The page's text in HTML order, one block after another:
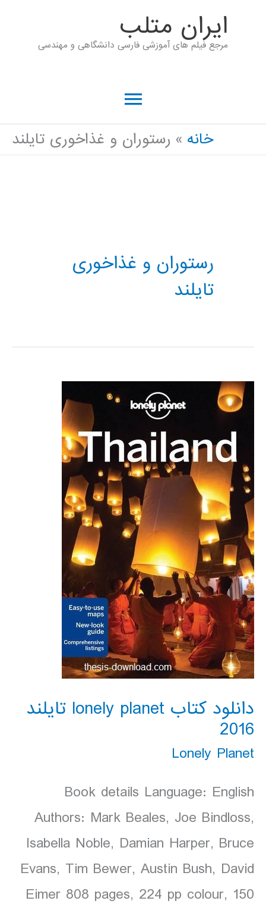
ايران متلب
مرجع فیلم های آموزشی فارسی دانشگاهی و مهندسی
فهرست
اصلی
خانه رستوران و غذاخوری تایلند
رستوران و غذاخوری
تایلند
دانلود کتاب lonely planet تایلند
2016
Lonely Planet
Book details Language: English
Authors: Mark Beales, Joe Bindloss,
Isabella Noble, Damian Harper, Bruce
Evans, Tim Bewer, Austin Bush, David
Eimer 808 pages, 224 pp colour, 150